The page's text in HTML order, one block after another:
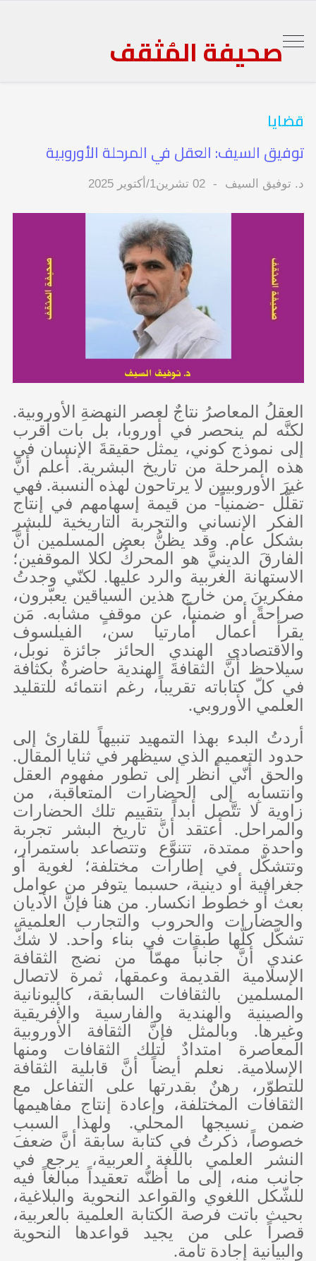
صحيفة المُثقف
قضايا
توفيق السيف: العقل في المرحلة الأوروبية
د. توفيق السيف 02 تشرين1/أكتوير 2025
العقلُ المعاصرُ نتاجٌ لعصر النهضةِ الأوروبية.
لكنَّه لم ينحصر في أوروبا، بل بات أقرب
إلى نموذج كوني، يمثل حقيقةَ الإنسان في
هذه المرحلة من تاريخ البشرية. أعلم أنَّ
غيرَ الأوروبيين لا يرتاحون لهذه النسبة. فهي
تقلّل -ضمنياً- من قيمة إسهامهم في إنتاج
الفكر الإنساني والتجربة التاريخية للبشر
بشكل عام. وقد يظنُّ بعض المسلمين أنَّ
الفارقَ الدينيَّ هو المحركُ لكلا الموقفين؛
الاستهانة الغربية والرد عليها. لكنّي وجدتُ
مفكرينَ من خارج هذين السياقين يعبّرون،
صراحةً أو ضمنياً، عن موقفٍ مشابه. مَن
يقرأ أعمال أمارتيا سن، الفيلسوف
والاقتصادي الهندي الحائز جائزة نوبل،
سيلاحظ أنَّ الثقافةَ الهندية حاضرةٌ بكثافة
في كلّ كتاباته تقريباً، رغم انتمائه للتقليد
العلمي الأوروبي.
أردتُ البدء بهذا التمهيد تنبيهاً للقارئ إلى
حدود التعميم الذي سيظهر في ثنايا المقال.
والحق أنّي أنظر إلى تطور مفهوم العقل
وانتسابِه إلى الحضارات المتعاقبة، من
زاوية لا تتَّصل أبداً بتقييم تلك الحضارات
والمراحل. أعتقد أنَّ تاريخ البشر تجربة
واحدة ممتدة، تتنوَّع وتتصاعد باستمرار،
وتتشكّل في إطارات مختلفة؛ لغوية أو
جغرافية أو دينية، حسبما يتوفر من عوامل
بعث أو خطوط انكسار. من هنا فإنَّ الأديان
والحضارات والحروب والتجارب العلمية،
تشكّل كلّها طبقات في بناء واحد. لا شكَّ
عندي أنَّ جانباً مهمّاً من نضج الثقافة
الإسلامية القديمة وعمقها، ثمرة لاتصال
المسلمين بالثقافات السابقة، كاليونانية
والصينية والهندية والفارسية والأفريقية
وغيرها. وبالمثل فإنَّ الثقافة الأوروبية
المعاصرة امتدادٌ لتلك الثقافات ومنها
الإسلامية. نعلم أيضاً أنَّ قابلية الثقافة
للتطوّر، رهنٌ بقدرتها على التفاعل مع
الثقافات المختلفة، وإعادة إنتاج مفاهيمها
ضمن نسيجها المحلي. ولهذا السبب
خصوصاً، ذكرتُ في كتابة سابقة أنَّ ضعفَ
النشر العلمي باللغة العربية، يرجع في
جانب منه، إلى ما أظنُّه تعقيداً مبالغاً فيه
للشّكل اللغوي والقواعد النحوية والبلاغية،
بحيث باتت فرصة الكتابة العلمية بالعربية،
قصراً على من يجيد قواعدها النحوية
والبيانية إجادة تامة.